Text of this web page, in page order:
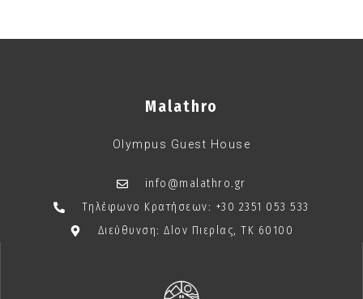
Malathro
Olympus Guest House
info@malathro.gr
Τηλέφωνο Κρατήσεων: +30 2351 053 533
Διεύθυνση: Δίον Πιερίας, TK 60100